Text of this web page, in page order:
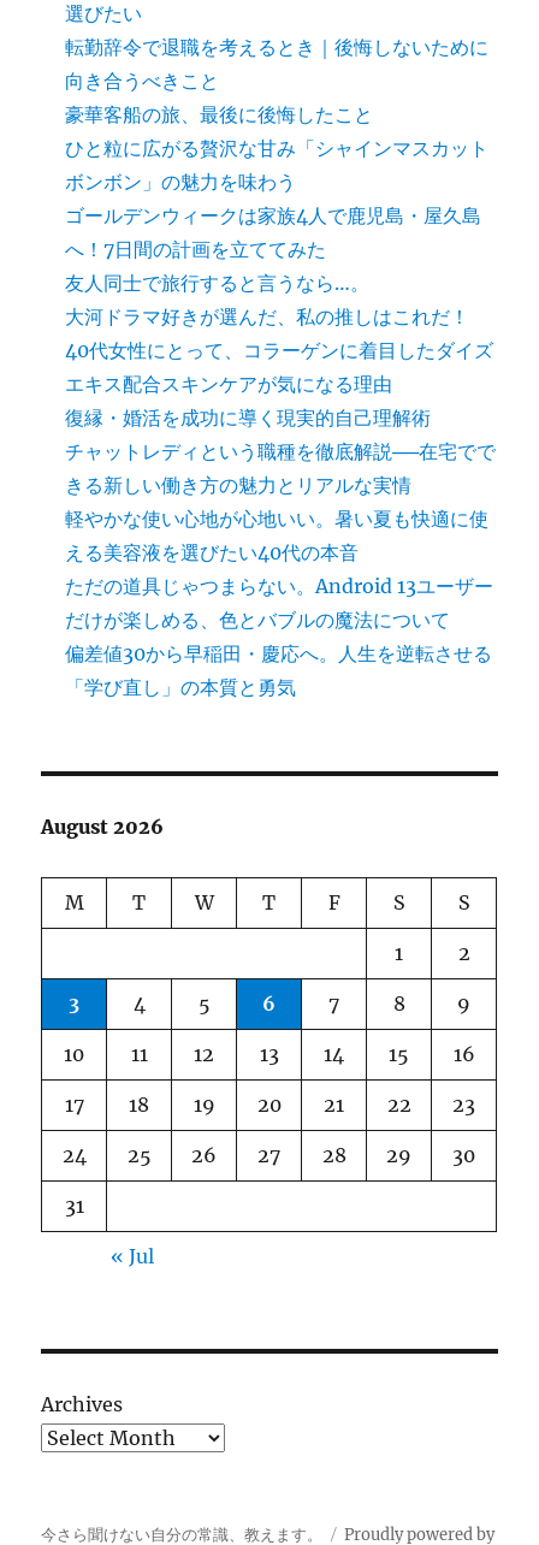
選びたい
転勤辞令で退職を考えるとき｜後悔しないために
向き合うべきこと
豪華客船の旅、最後に後悔したこと
ひと粒に広がる贅沢な甘み「シャインマスカット
ボンボン」の魅力を味わう
ゴールデンウィークは家族4人で鹿児島・屋久島
へ！7日間の計画を立ててみた
友人同士で旅行すると言うなら…。
大河ドラマ好きが選んだ、私の推しはこれだ！
40代女性にとって、コラーゲンに着目したダイズ
エキス配合スキンケアが気になる理由
復縁・婚活を成功に導く現実的自己理解術
チャットレディという職種を徹底解説──在宅でで
きる新しい働き方の魅力とリアルな実情
軽やかな使い心地が心地いい。暑い夏も快適に使
える美容液を選びたい40代の本音
ただの道具じゃつまらない。Android 13ユーザー
だけが楽しめる、色とバブルの魔法について
偏差値30から早稲田・慶応へ。人生を逆転させる
「学び直し」の本質と勇気
August 2026
M T W T F S S
1 2
3 4 5 6 7 8 9
10 11 12 13 14 15 16
17 18 19 20 21 22 23
24 25 26 27 28 29 30
31
« Jul
Archives
今さら聞けない自分の常識、教えます。 Proudly powered by